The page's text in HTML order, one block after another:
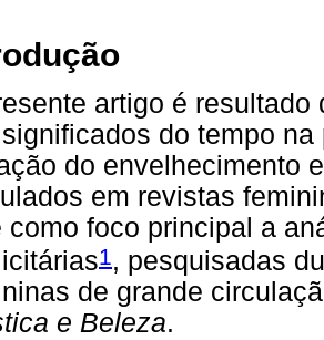
artigo é
do tempo
do envelhecimento
em revistas
como foco principal a
1, pesquisadas
de grande
e Beleza.